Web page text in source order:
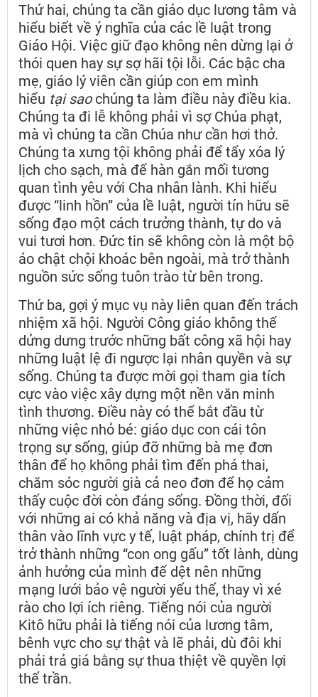
Thứ hai, chúng ta cần giáo dục lương tâm và
hiểu biết về ý nghĩa của các lề luật trong
Giáo Hội. Việc giữ đạo không nên dừng lại ở
thói quen hay sự sợ hãi tội lỗi. Các bậc cha
mẹ, giáo lý viên cần giúp con em mình
hiểu tại saochúng ta làm điều này điều kia.
Chúng ta đi lễ không phải vì sợ Chúa phạt,
mà vì chúng ta cần Chúa như cần hơi thở.
Chúng ta xưng tội không phải để tẩy xóa lý
lịch cho sạch, mà để hàn gắn mối tương
quan tình yêu với Cha nhân lành. Khi hiểu
được “linh hồn” của lề luật, người tín hữu sẽ
sống đạo một cách trưởng thành, tự do và
vui tươi hơn. Đức tin sẽ không còn là một bộ
áo chật chội khoác bên ngoài, mà trở thành
nguồn sức sống tuôn trào từ bên trong.
Thứ ba, gợi ý mục vụ này liên quan đến trách
nhiệm xã hội. Người Công giáo không thể
dửng dưng trước những bất công xã hội hay
những luật lệ đi ngược lại nhân quyền và sự
sống. Chúng ta được mời gọi tham gia tích
cực vào việc xây dựng một nền văn minh
tình thương. Điều này có thể bắt đầu từ
những việc nhỏ bé: giáo dục con cái tôn
trọng sự sống, giúp đỡ những bà mẹ đơn
thân để họ không phải tìm đến phá thai,
chăm sóc người già cả neo đơn để họ cảm
thấy cuộc đời còn đáng sống. Đồng thời, đối
với những ai có khả năng và địa vị, hãy dấn
thân vào lĩnh vực y tế, luật pháp, chính trị để
trở thành những “con ong gấu” tốt lành, dùng
ảnh hưởng của mình để dệt nên những
mạng lưới bảo vệ người yếu thế, thay vì xé
rào cho lợi ích riêng. Tiếng nói của người
Kitô hữu phải là tiếng nói của lương tâm,
bênh vực cho sự thật và lẽ phải, dù đôi khi
phải trả giá bằng sự thua thiệt về quyền lợi
thế trần.